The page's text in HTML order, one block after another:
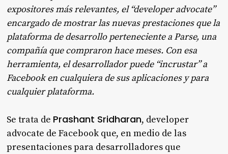
expositores más relevantes, el “developer advocate”
encargado de mostrar las nuevas prestaciones que la
plataforma de desarrollo perteneciente a Parse, una
compañía que compraron hace meses. Con esa
herramienta, el desarrollador puede “incrustar” a
Facebook en cualquiera de sus aplicaciones y para
cualquier plataforma.
Se trata de Prashant Sridharan, developer
advocate de Facebook que, en medio de las
presentaciones para desarrolladores que